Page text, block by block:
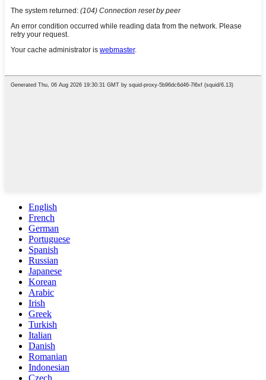
English
French
German
Portuguese
Spanish
Russian
Japanese
Korean
Arabic
Irish
Greek
Turkish
Italian
Danish
Romanian
Indonesian
Czech